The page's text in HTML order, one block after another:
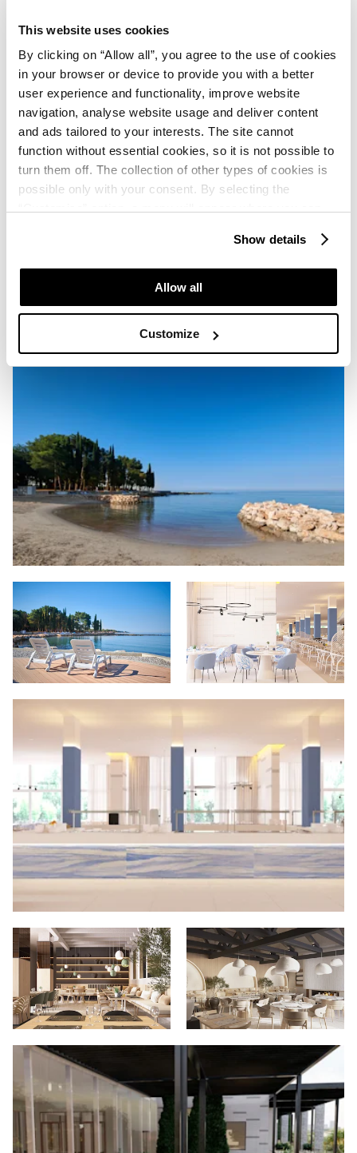
This website uses cookies
By clicking on “Allow all”, you agree to the use of cookies
in your browser or device to provide you with a better
user experience and functionality, improve website
navigation, analyse website usage and deliver content
and ads tailored to your interests. The site cannot
function without essential cookies, so it is not possible to
turn them off. The collection of other types of cookies is
possible only with your consent. By selecting the
which purposes we may process your data. You can
manage your “Details” selection in your browser at any
Show details
Allow all
Customize